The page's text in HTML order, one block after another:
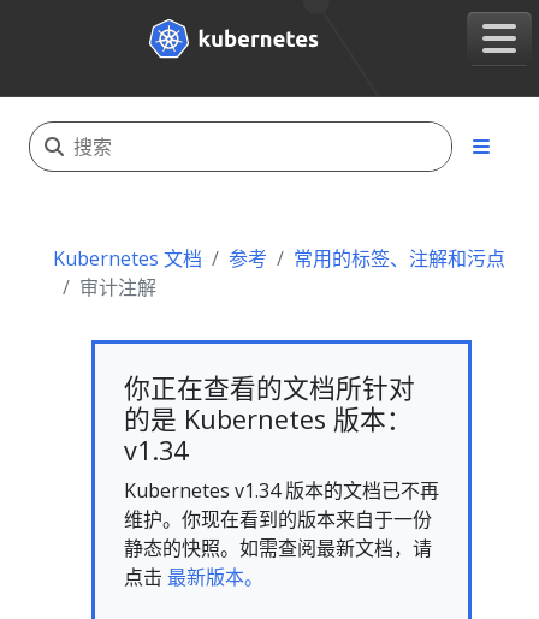
Kubernetes 文档 参考
常用的标签、注解和污点
审计注解
你正在查看的文档所针对
的是 Kubernetes 版本：
v1.34
Kubernetes v1.34 版本的文档已不再
维护。你现在看到的版本来自于一份
静态的快照。如需查阅最新文档，请
点击 最新版本。